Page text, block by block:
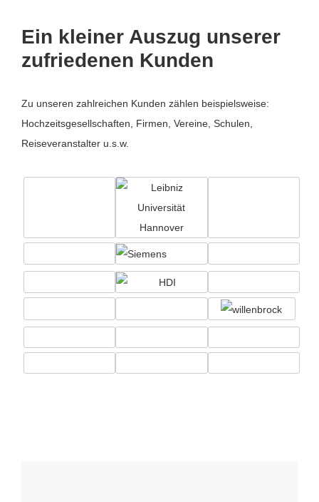
Ein kleiner Auszug unserer
zufriedenen Kunden
Zu unseren zahlreichen Kunden zählen beispielsweise:
Hochzeitsgesellschaften, Firmen, Vereine, Schulen,
Reiseveranstalter u.s.w.